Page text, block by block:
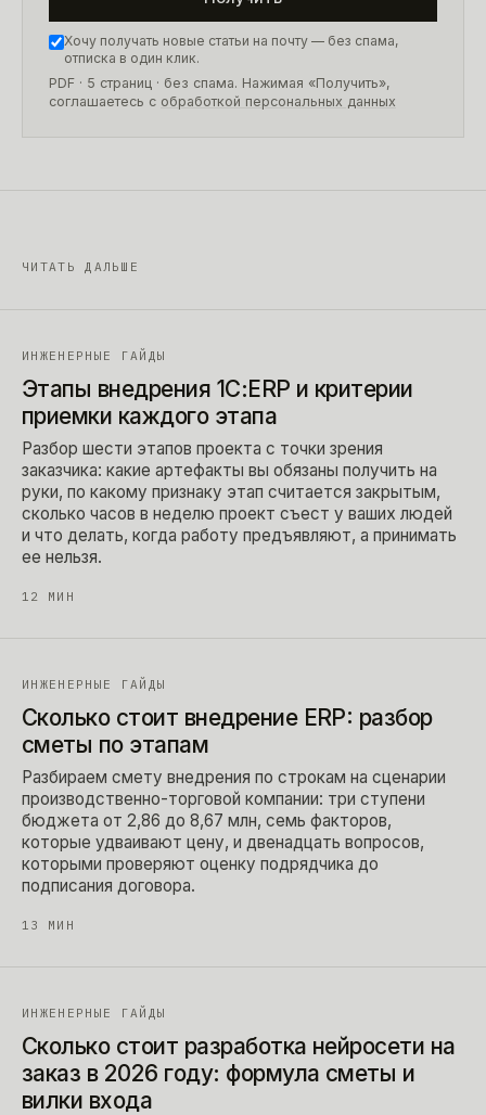
Хочу получать новые статьи на почту — без спама,
отписка в один клик.
PDF · 5 страниц · без спама. Нажимая «Получить»,
соглашаетесь с обработкой персональных данных
ЧИТАТЬ ДАЛЬШЕ
ИНЖЕНЕРНЫЕ ГАЙДЫ
Этапы внедрения 1С:ERP и критерии
приемки каждого этапа
Разбор шести этапов проекта с точки зрения
заказчика: какие артефакты вы обязаны получить на
руки, по какому признаку этап считается закрытым,
сколько часов в неделю проект съест у ваших людей
и что делать, когда работу предъявляют, а принимать
ее нельзя.
12 МИН
ИНЖЕНЕРНЫЕ ГАЙДЫ
Сколько стоит внедрение ERP: разбор
сметы по этапам
Разбираем смету внедрения по строкам на сценарии
производственно-торговой компании: три ступени
бюджета от 2,86 до 8,67 млн, семь факторов,
которые удваивают цену, и двенадцать вопросов,
которыми проверяют оценку подрядчика до
подписания договора.
13 МИН
ИНЖЕНЕРНЫЕ ГАЙДЫ
Сколько стоит разработка нейросети на
заказ в 2026 году: формула сметы и
вилки входа